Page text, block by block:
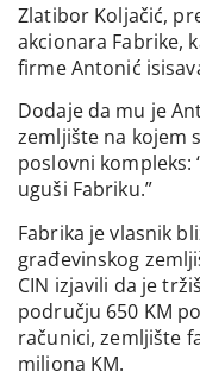
Zlatibor Koljačić,
akcionara Fabrike,
firme Antonić
Dodaje da mu je
zemljište na kojem
poslovni kompleks:
uguši Fabriku.”
Fabrika je vlasnik
građevinskog
CIN izjavili da je
području 650 KM
računici, zemljište
miliona KM.